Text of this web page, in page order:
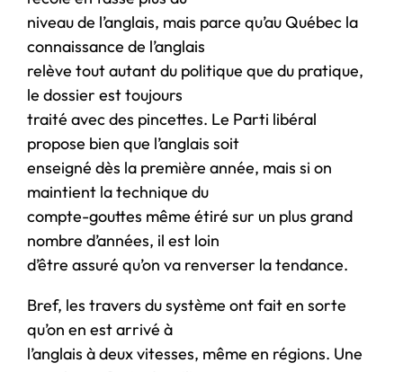
niveau de l’anglais, mais parce qu’au Québec la
connaissance de l’anglais
relève tout autant du politique que du pratique,
le dossier est toujours
traité avec des pincettes. Le Parti libéral
propose bien que l’anglais soit
enseigné dès la première année, mais si on
maintient la technique du
compte-gouttes même étiré sur un plus grand
nombre d’années, il est loin
d’être assuré qu’on va renverser la tendance.
Bref, les travers du système ont fait en sorte
qu’on en est arrivé à
l’anglais à deux vitesses, même en régions. Une